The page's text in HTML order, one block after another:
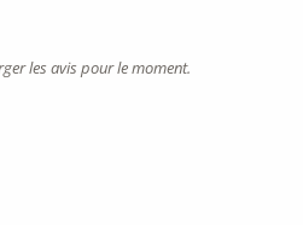
les avis pour le moment.